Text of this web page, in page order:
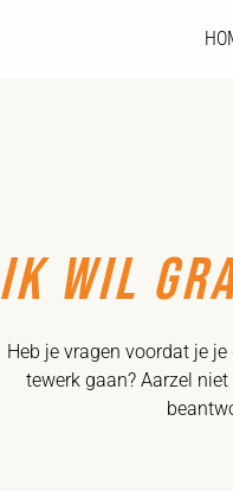
IK WIL
Heb je vragen voordat je
tewerk gaan? Aarzel